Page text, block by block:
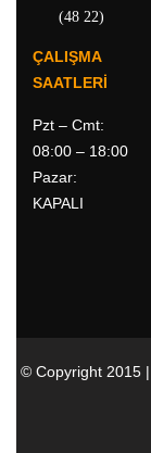
(48 22)
ÇALIŞMA
SAATLERİ
Pzt – Cmt:
08:00 – 18:00
Pazar:
KAPALI
© Copyright 2015 |